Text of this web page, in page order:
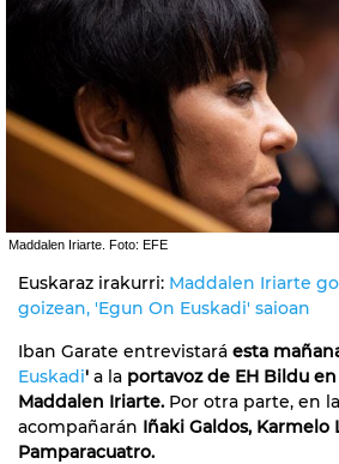
Maddalen Iriarte. Foto: EFE
Euskaraz irakurri: Maddalen Iriarte
goizean, 'Egun On Euskadi' saioan
Iban Garate entrevistará esta
Euskadi' a la portavoz de EH Bildu
Maddalen Iriarte. Por otra parte, en
acompañarán Iñaki Galdos, Karmelo
Pamparacuatro.